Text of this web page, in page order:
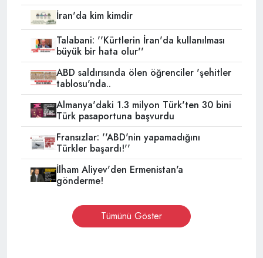
İran'da kim kimdir
Talabani: ''Kürtlerin İran'da kullanılması
büyük bir hata olur''
ABD saldırısında ölen öğrenciler 'şehitler
tablosu'nda..
Almanya'daki 1.3 milyon Türk'ten 30 bini
Türk pasaportuna başvurdu
Fransızlar: ''ABD'nin yapamadığını
Türkler başardı!''
İlham Aliyev'den Ermenistan'a
gönderme!
Tümünü Göster